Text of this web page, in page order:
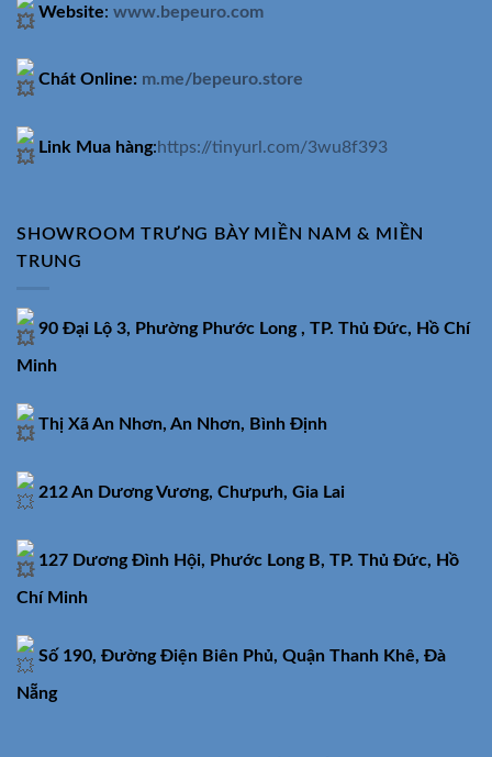
Website: www.bepeuro.com
Chát Online: m.me/bepeuro.store
Link Mua hàng:https://tinyurl.com/3wu8f393
SHOWROOM TRƯNG BÀY MIỀN NAM & MIỀN
TRUNG
90 Đại Lộ 3, Phường Phước Long , TP. Thủ Đức, Hồ Chí
Minh
Thị Xã An Nhơn, An Nhơn, Bình Định
212 An Dương Vương, Chưpưh, Gia Lai
127 Dương Đình Hội, Phước Long B, TP. Thủ Đức, Hồ
Chí Minh
Số 190, Đường Điện Biên Phủ, Quận Thanh Khê, Đà
Nẵng